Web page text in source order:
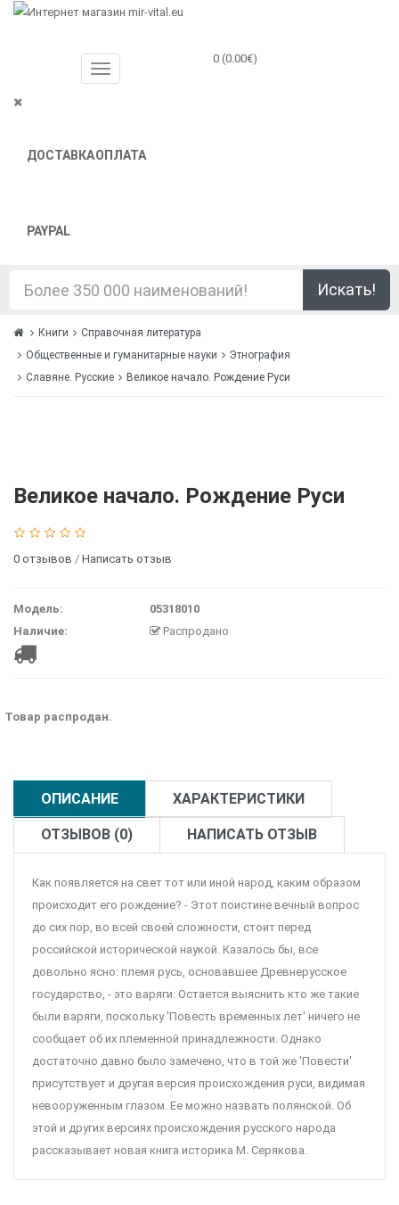
ДОСТАВКАОПЛАТА
PAYPAL
0 (0.00€)
Искать!
Книги
Справочная литература
Общественные и гуманитарные науки
Этнография
Славяне. Русские
Великое начало. Рождение Руси
Великое начало. Рождение Руси
0 отзывов / Написать отзыв
Модель:
05318010
Наличие:
Распродано
Товар распродан.
ОПИСАНИЕ ХАРАКТЕРИСТИКИ
ОТЗЫВОВ (0) НАПИСАТЬ ОТЗЫВ
Как появляется на свет тот или иной народ, каким образом
происходит его рождение? - Этот поистине вечный вопрос
до сих пор, во всей своей сложности, стоит перед
российской исторической наукой. Казалось бы, все
довольно ясно: племя русь, основавшее Древнерусское
государство, - это варяги. Остается выяснить кто же такие
были варяги, поскольку 'Повесть временных лет' ничего не
сообщает об их племенной принадлежности. Однако
достаточно давно было замечено, что в той же 'Повести'
присутствует и другая версия происхождения руси, видимая
невооруженным глазом. Ее можно назвать полянской. Об
этой и других версиях происхождения русского народа
рассказывает новая книга историка М. Серякова.